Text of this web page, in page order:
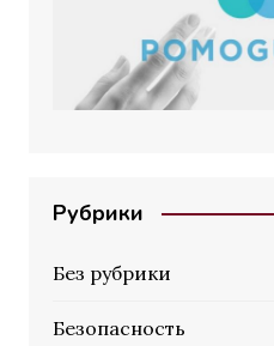
Рубрики
Без рубрики
Безопасность